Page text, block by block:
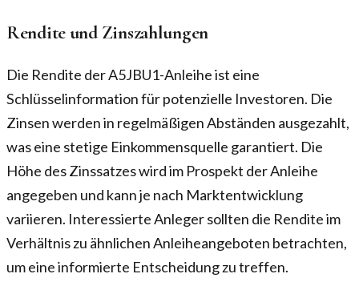
Rendite und Zinszahlungen
Die Rendite der A5JBU1-Anleihe ist eine
Schlüsselinformation für potenzielle Investoren. Die
Zinsen werden in regelmäßigen Abständen ausgezahlt,
was eine stetige Einkommensquelle garantiert. Die
Höhe des Zinssatzes wird im Prospekt der Anleihe
angegeben und kann je nach Marktentwicklung
variieren. Interessierte Anleger sollten die Rendite im
Verhältnis zu ähnlichen Anleiheangeboten betrachten,
um eine informierte Entscheidung zu treffen.